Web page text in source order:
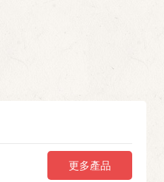
更多產品